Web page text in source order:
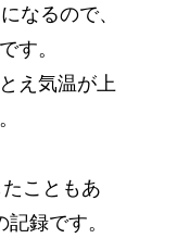
なるので、
す。
え気温が上
こともあ
録です。